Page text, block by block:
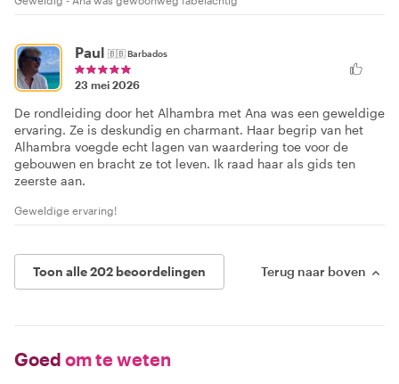
Paul 🇧🇧Barbados
23 mei 2026
De rondleiding door het Alhambra met Ana was een geweldige
ervaring. Ze is deskundig en charmant. Haar begrip van het
Alhambra voegde echt lagen van waardering toe voor de
gebouwen en bracht ze tot leven. Ik raad haar als gids ten
zeerste aan.
Geweldige ervaring!
Toon alle 202 beoordelingen Terug naar boven
Goed om te weten